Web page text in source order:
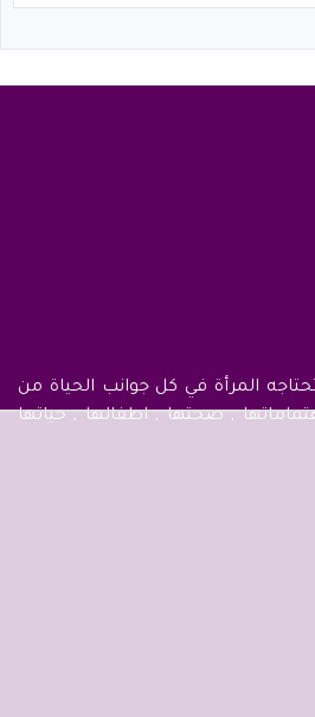
المرأة في كل جوانب الحياة من
, صحتها , اطفالها , حياتها